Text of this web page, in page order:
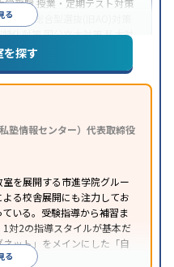
る
学受験 授業・定期テスト対策
定着
総合型選抜(旧AO)対策
化対策国公立大対策私大対
検(英語検定)対策
その他
ットを利用
節講習のみの受講可自習室あ
指導塾アンケート調査方法
を探す
塾情報センター）代表取締役
を展開する市進学院グルー
る校舎展開にも注力してお
いる。受験指導から補習ま
対2の指導スタイルが基本だ
ット」をメインにした「自
る